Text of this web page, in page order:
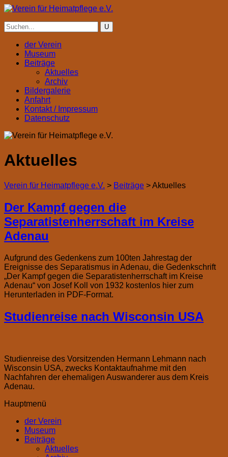
der Verein
Museum
Beiträge
Aktuelles
Archiv
Bildergalerie
Anfahrt
Kontakt / Impressum
Datenschutz
Aktuelles
Verein für Heimatpflege e.V. > Beiträge >Aktuelles
Der Kampf gegen die
Separatistenherrschaft im Kreise
Adenau
Aufgrund des Gedenkens zum 100ten Jahrestag der
Ereignisse des Separatismus in Adenau, die Gedenkschrift
„Der Kampf gegen die Separatistenherrschaft im Kreise
Adenau“ von Josef Koll von 1932 kostenlos hier zum
Herunterladen in PDF-Format.
Studienreise nach Wisconsin USA
Studienreise des Vorsitzenden Hermann Lehmann nach
Wisconsin USA, zwecks Kontaktaufnahme mit den
Nachfahren der ehemaligen Auswanderer aus dem Kreis
Adenau.
Hauptmenü
der Verein
Museum
Beiträge
Aktuelles